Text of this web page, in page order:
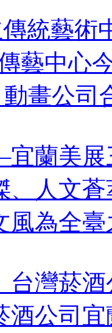
統藝術
藝中心
動畫公司
蘭美展
、人文
風為全
台灣菸
酒公司